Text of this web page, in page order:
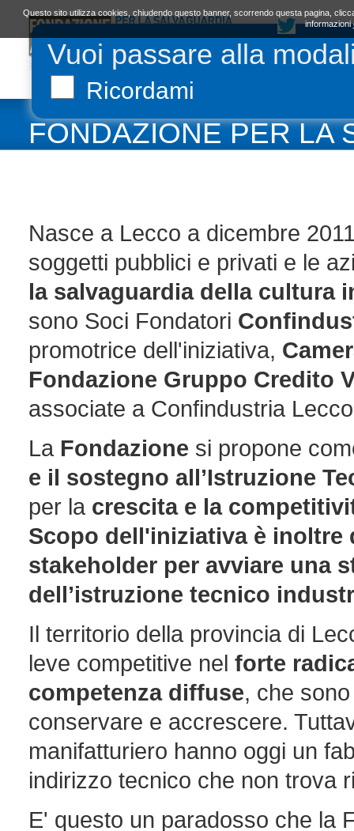
Vuoi passare alla
Ricordami
LA FONDAZIONE
FONDAZIONE PER LA
Nasce a Lecco a dicembre
soggetti pubblici e privati e le
la salvaguardia della cultura
sono Soci Fondatori
promotrice dell'iniziativa,
Fondazione Gruppo Credito
associate a Confindustria
La Fondazione si propone
e il sostegno all’Istruzione
per la crescita e la
Scopo dell'iniziativa è
stakeholder per avviare una
dell’istruzione tecnico
Il territorio della provincia di
leve competitive nel forte
competenza diffuse, che
conservare e accrescere.
manifatturiero hanno oggi un
indirizzo tecnico che non trova
E' questo un paradosso che la
Questo sito utilizza cookies, chiudendo questo banner, scorrendo questa pagina,
informazioni